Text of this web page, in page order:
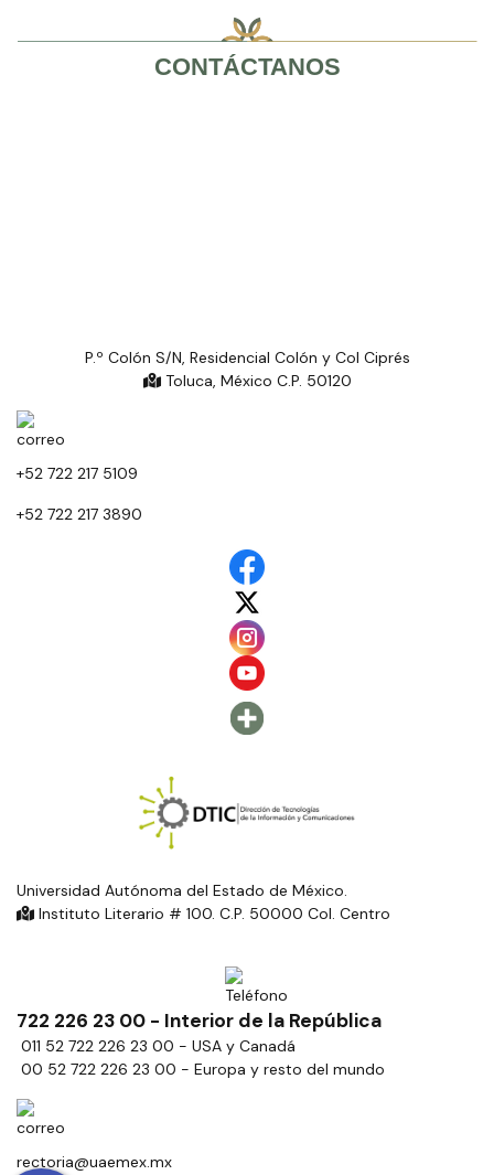
CONTÁCTANOS
P.º Colón S/N, Residencial Colón y Col Ciprés
Toluca, México C.P. 50120
+52 722 217 5109
+52 722 217 3890
Universidad Autónoma del Estado de México.
Instituto Literario # 100. C.P. 50000 Col. Centro
722 226 23 00 - Interior de la República
011 52 722 226 23 00 - USA y Canadá
00 52 722 226 23 00 - Europa y resto del mundo
rectoria@uaemex.mx